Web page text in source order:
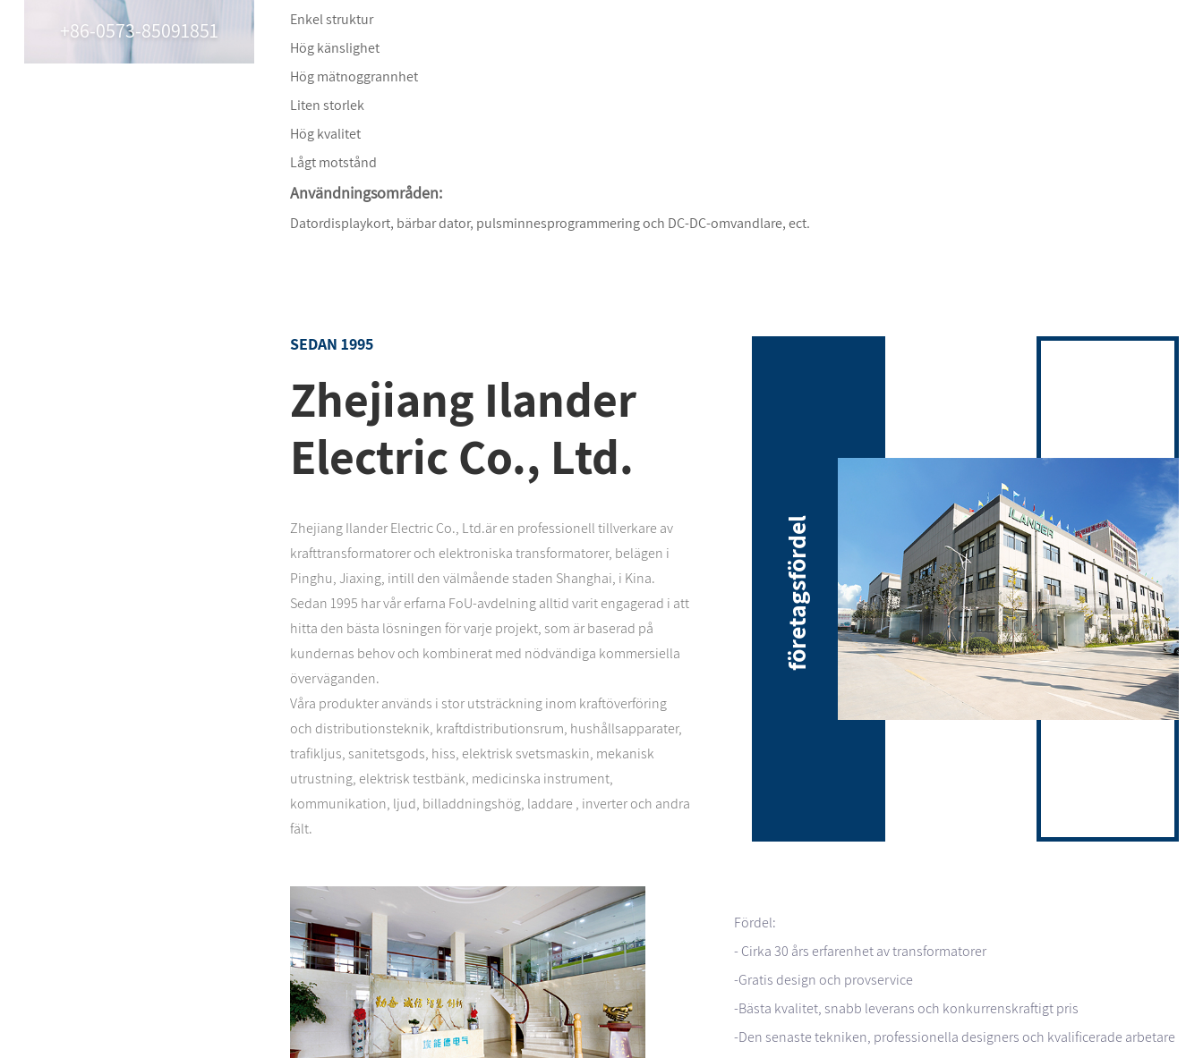
+86-0573-85091851
Enkel struktur
Hög känslighet
Hög mätnoggrannhet
Liten storlek
Hög kvalitet
Lågt motstånd
Användningsområden:
Datordisplaykort, bärbar dator, pulsminnesprogrammering och DC-DC-omvandlare, ect.
SEDAN 1995
Zhejiang Ilander
Electric Co., Ltd.
Zhejiang Ilander Electric Co., Ltd.är en professionell tillverkare av
krafttransformatorer och elektroniska transformatorer, belägen i
Pinghu, Jiaxing, intill den välmående staden Shanghai, i Kina.
Sedan 1995 har vår erfarna FoU-avdelning alltid varit engagerad i att
hitta den bästa lösningen för varje projekt, som är baserad på
kundernas behov och kombinerat med nödvändiga kommersiella
överväganden.
Våra produkter används i stor utsträckning inom kraftöverföring
och distributionsteknik, kraftdistributionsrum, hushållsapparater,
trafikljus, sanitetsgods, hiss, elektrisk svetsmaskin, mekanisk
utrustning, elektrisk testbänk, medicinska instrument,
kommunikation, ljud, billaddningshög, laddare , inverter och andra
fält.
företagsfördel
Fördel:
- Cirka 30 års erfarenhet av transformatorer
-Gratis design och provservice
-Bästa kvalitet, snabb leverans och konkurrenskraftigt pris
-Den senaste tekniken, professionella designers och kvalificerade arbetare